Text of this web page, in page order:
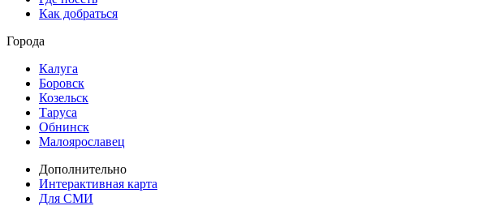
Как добраться
Города
Калуга
Боровск
Козельск
Таруса
Обнинск
Малоярославец
Дополнительно
Интерактивная карта
Для СМИ